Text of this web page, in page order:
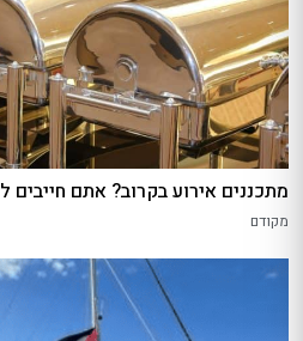
מתכננים אירוע בקרוב? אתם חייבים
מקודם